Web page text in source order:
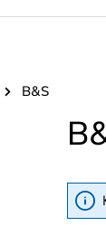
B&S